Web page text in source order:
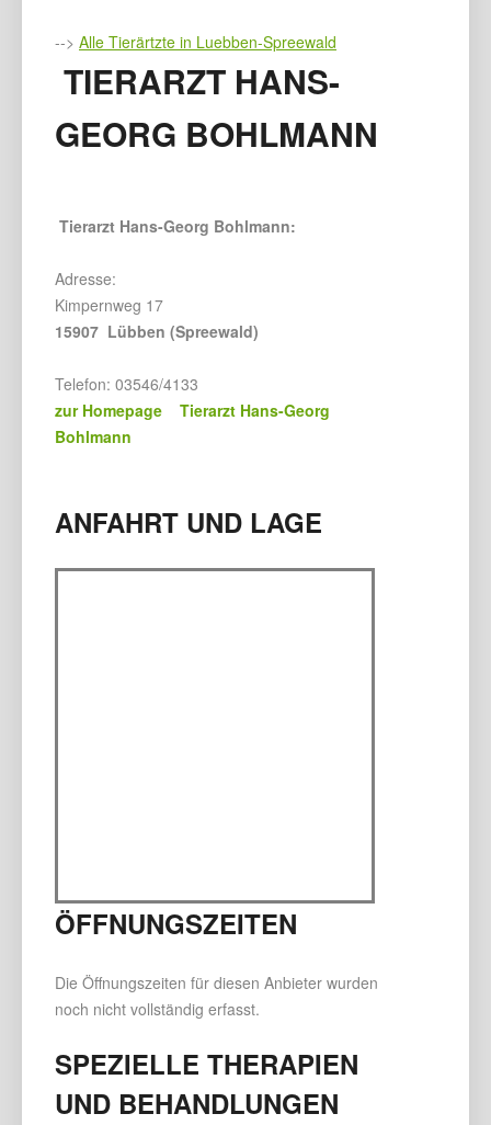
--> Alle Tierärtzte in Luebben-Spreewald
TIERARZT HANS-
GEORG BOHLMANN
Tierarzt Hans-Georg Bohlmann:
Adresse:
Kimpernweg 17
15907 Lübben (Spreewald)
Telefon: 03546/4133
zur Homepage Tierarzt Hans-Georg
Bohlmann
ANFAHRT UND LAGE
ÖFFNUNGSZEITEN
Die Öffnungszeiten für diesen Anbieter wurden
noch nicht vollständig erfasst.
SPEZIELLE THERAPIEN
UND BEHANDLUNGEN